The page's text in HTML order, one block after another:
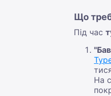
Що
Під час
На